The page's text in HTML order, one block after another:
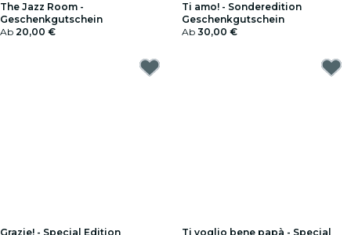
The Jazz Room -
Geschenkgutschein
Ab 20,00 €
Ti amo! - Sonderedition
Geschenkgutschein
Ab 30,00 €
Grazie! - Special Edition
Ti voglio bene papà - Special